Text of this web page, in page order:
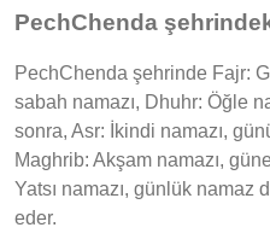
PechChenda
PechChenda şehrinde Fajr:
sabah namazı, Dhuhr: Öğle
sonra, Asr: İkindi namazı,
Maghrib: Akşam namazı,
Yatsı namazı, günlük namaz
eder.